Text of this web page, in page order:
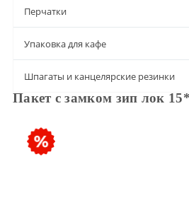
Перчатки
Упаковка для кафе
Шпагаты и канцелярские резинки
Пакет с замком зип лок
Описание